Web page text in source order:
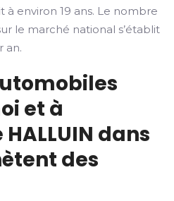
à environ 19 ans. Le nombre
le marché national s’établit
an.
et à
dans
des